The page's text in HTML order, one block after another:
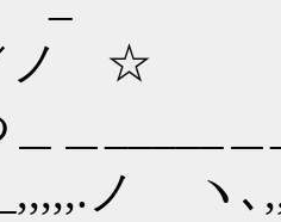
ノ
＿_____＿
ノ ヽ､